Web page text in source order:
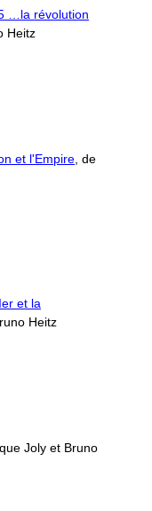
…la révolution
Heitz
et l'Empire , de
et la
Heitz
Joly et Bruno